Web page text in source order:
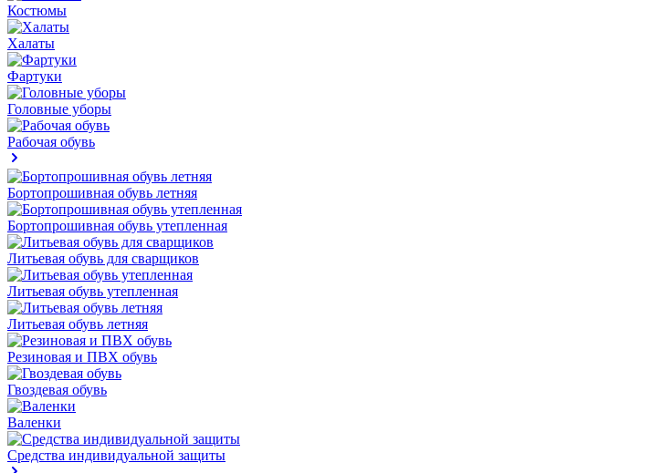
Костюмы
Халаты
Фартуки
Головные уборы
Рабочая обувь
Бортопрошивная обувь летняя
Бортопрошивная обувь утепленная
Литьевая обувь для сварщиков
Литьевая обувь утепленная
Литьевая обувь летняя
Резиновая и ПВХ обувь
Гвоздевая обувь
Валенки
Средства индивидуальной защиты